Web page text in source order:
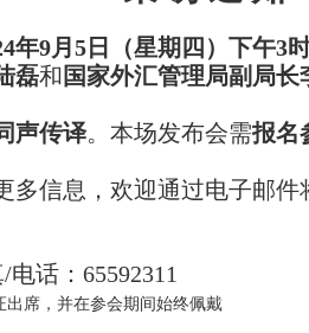
年9月 5 日（星期 四 ） 下午3
磊和 国家外汇管理局副局长
声传译。 本场发布会需报名
多信息，欢迎通过电子邮
/电话： 65592311
席，并在参会期间始终佩戴